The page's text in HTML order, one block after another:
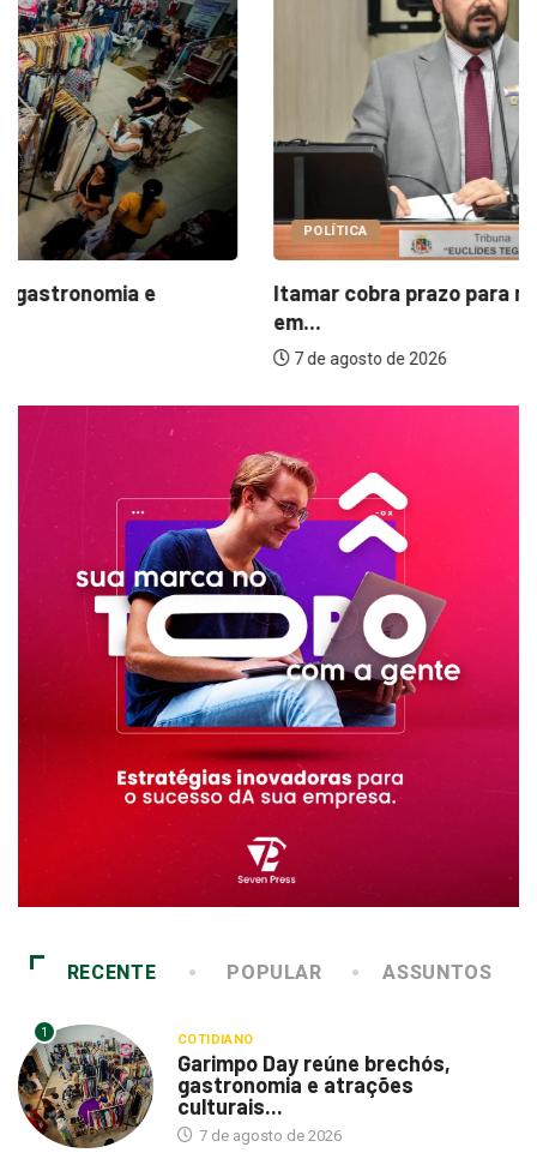
POLÍTICA
Itamar cobra prazo para melhorias estruturais
RECENTE POPULAR ASSUNTOS
1 COTIDIANO
Garimpo Day reúne brechós,
gastronomia e atrações
culturais...
7 de agosto de 2026